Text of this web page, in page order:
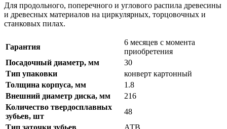
Для продольного, поперечного и углового распила древесины
и древесных материалов на циркулярных, торцовочных и
станковых пилах.
Гарантия
6 месяцев с момента
приобретения
Посадочный диаметр, мм
30
Тип упаковки
конверт картонный
Толщина корпуса, мм
1.8
Внешний диаметр диска, мм
216
Количество твердосплавных
зубьев, шт
48
Тип заточки зубьев
АТВ